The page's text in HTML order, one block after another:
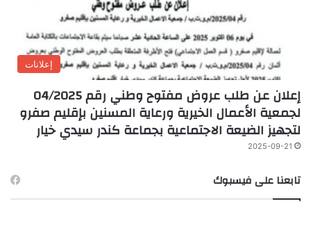
إعلانات
إعلان عن طلب عروض مفتوح وطني رقم 04/2025
لجمعية الأعمال الخيرية ورعاية المسنين بإقليم صفرو
لتجهيز الضيعة الاجتماعية بجماعة كندر سيدي خيار
2025-09-21
تابعنا على فيسبوك